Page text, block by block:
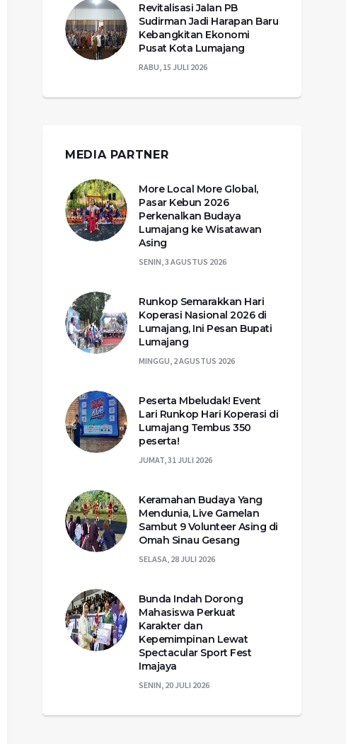
Revitalisasi Jalan PB
Sudirman Jadi Harapan Baru
Kebangkitan Ekonomi
Pusat Kota Lumajang
RABU, 15 JULI 2026
MEDIA PARTNER
More Local More Global,
Pasar Kebun 2026
Perkenalkan Budaya
Lumajang ke Wisatawan
Asing
SENIN, 3 AGUSTUS 2026
Runkop Semarakkan Hari
Koperasi Nasional 2026 di
Lumajang, Ini Pesan Bupati
Lumajang
MINGGU, 2 AGUSTUS 2026
Peserta Mbeludak! Event
Lari Runkop Hari Koperasi di
Lumajang Tembus 350
peserta!
JUMAT, 31 JULI 2026
Keramahan Budaya Yang
Mendunia, Live Gamelan
Sambut 9 Volunteer Asing di
Omah Sinau Gesang
SELASA, 28 JULI 2026
Bunda Indah Dorong
Mahasiswa Perkuat
Karakter dan
Kepemimpinan Lewat
Spectacular Sport Fest
Imajaya
SENIN, 20 JULI 2026